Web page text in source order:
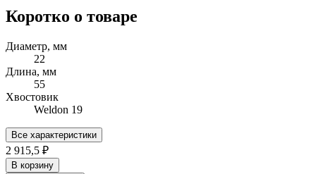
Коротко о товаре
Диаметр, мм
22
Длина, мм
55
Хвостовик
Weldon 19
Все характеристики
2 915,5 ₽
В корзину